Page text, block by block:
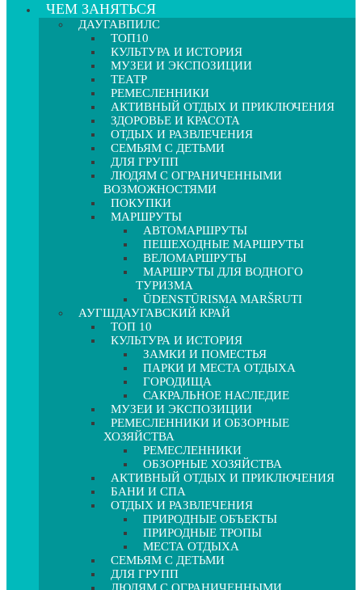
ЧЕМ ЗАНЯТЬСЯ
ДАУГАВПИЛС
ТОП10
КУЛЬТУРА И ИСТОРИЯ
МУЗЕИ И ЭКСПОЗИЦИИ
ТЕАТР
РЕМЕСЛЕННИКИ
АКТИВНЫЙ ОТДЫХ И ПРИКЛЮЧЕНИЯ
ЗДОРОВЬЕ И КРАСОТА
ОТДЫХ И РАЗВЛЕЧЕНИЯ
СЕМЬЯМ С ДЕТЬМИ
ДЛЯ ГРУПП
ЛЮДЯМ С ОГРАНИЧЕННЫМИ
ВОЗМОЖНОСТЯМИ
ПОКУПКИ
МАРШРУТЫ
АВТОМАРШРУТЫ
ПЕШЕХОДНЫЕ МАРШРУТЫ
ВЕЛОМАРШРУТЫ
МАРШРУТЫ ДЛЯ ВОДНОГО
ТУРИЗМА
ŪDENSTŪRISMA MARŠRUTI
АУГШДАУГАВСКИЙ КРАЙ
ТОП 10
КУЛЬТУРА И ИСТОРИЯ
ЗАМКИ И ПОМЕСТЬЯ
ПАРКИ И МЕСТА ОТДЫХА
ГОРОДИЩА
САКРАЛЬНОЕ НАСЛЕДИЕ
МУЗЕИ И ЭКСПОЗИЦИИ
РЕМЕСЛЕННИКИ И ОБЗОРНЫЕ
ХОЗЯЙСТВА
РЕМЕСЛЕННИКИ
ОБЗОРНЫЕ ХОЗЯЙСТВА
АКТИВНЫЙ ОТДЫХ И ПРИКЛЮЧЕНИЯ
БАНИ И СПА
ОТДЫХ И РАЗВЛЕЧЕНИЯ
ПРИРОДНЫЕ ОБЪЕКТЫ
ПРИРОДНЫЕ ТРОПЫ
МЕСТА ОТДЫХА
СЕМЬЯМ С ДЕТЬМИ
ДЛЯ ГРУПП